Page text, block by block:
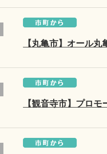
【丸亀市】オール
【観音寺市】プロ